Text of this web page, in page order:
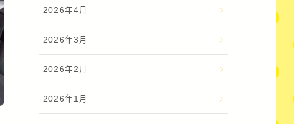
2026年4月
2026年3月
2026年2月
2026年1月